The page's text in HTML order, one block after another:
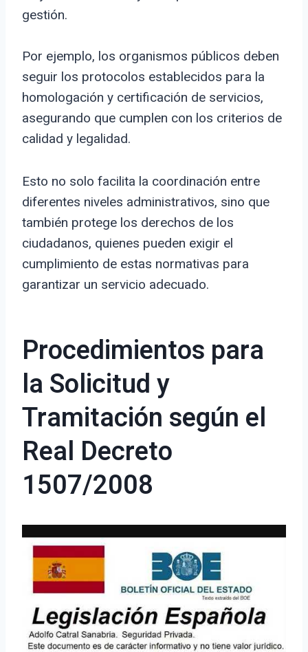
gestión.
Por ejemplo, los organismos públicos deben
seguir los protocolos establecidos para la
homologación y certificación de servicios,
asegurando que cumplen con los criterios de
calidad y legalidad.
Esto no solo facilita la coordinación entre
diferentes niveles administrativos, sino que
también protege los derechos de los
ciudadanos, quienes pueden exigir el
cumplimiento de estas normativas para
garantizar un servicio adecuado.
Procedimientos para
la Solicitud y
Tramitación según el
Real Decreto
1507/2008